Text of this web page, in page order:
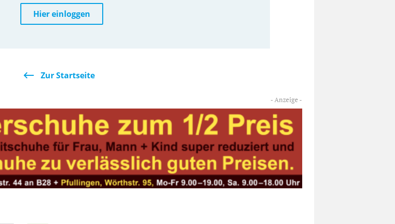
Hier einloggen
Zur Startseite